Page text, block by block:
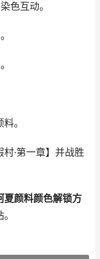
色互动。
。
·第一章】并战胜
夏颜料颜色解锁方